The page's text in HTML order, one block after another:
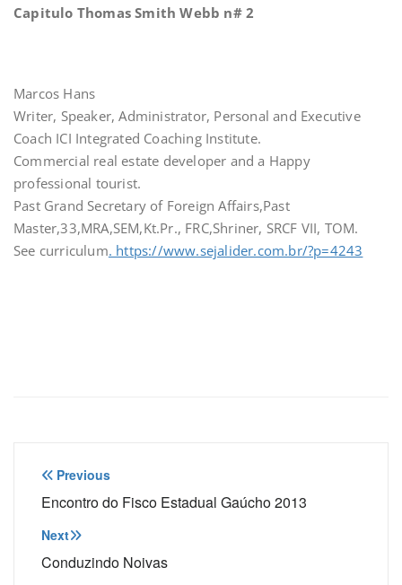
Capitulo Thomas Smith Webb n# 2
Marcos Hans
Writer, Speaker, Administrator, Personal and Executive
Coach ICI Integrated Coaching Institute.
Commercial real estate developer and a Happy
professional tourist.
Past Grand Secretary of Foreign Affairs,Past
Master,33,MRA,SEM,Kt.Pr., FRC,Shriner, SRCF VII, TOM.
See curriculum. https://www.sejalider.com.br/?p=4243
Navegação
de
Post
Previous
Encontro do Fisco Estadual Gaúcho 2013
Next
Conduzindo Noivas